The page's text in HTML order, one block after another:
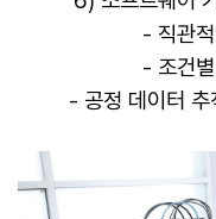
- 직관
- 조건별
- 공정 데이터